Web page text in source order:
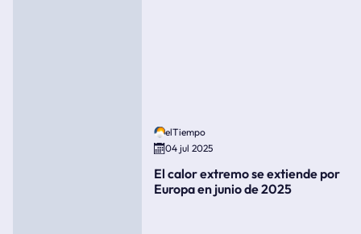
elTiempo
04 jul 2025
El calor extremo se extiende por
Europa en junio de 2025